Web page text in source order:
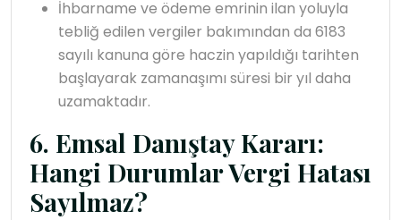
İhbarname ve ödeme emrinin ilan yoluyla
tebliğ edilen vergiler bakımından da 6183
sayılı kanuna göre haczin yapıldığı tarihten
başlayarak zamanaşımı süresi bir yıl daha
uzamaktadır.
6. Emsal Danıştay Kararı:
Hangi Durumlar Vergi Hatası
Sayılmaz?